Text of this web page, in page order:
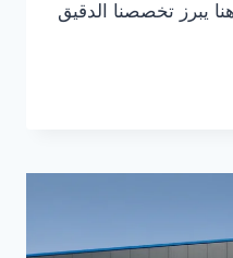
يبرز تخصصنا الدقيق